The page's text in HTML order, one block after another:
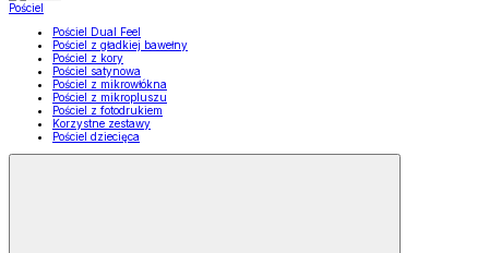
Pościel
Pościel Dual Feel
Pościel z gładkiej bawełny
Pościel z kory
Pościel satynowa
Pościel z mikrowłókna
Pościel z mikropluszu
Pościel z fotodrukiem
Korzystne zestawy
Pościel dziecięca